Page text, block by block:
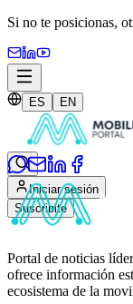
Si no te posicionas,
ES EN
Iniciar sesión
Suscribite
Portal de noticias
ofrece información
ecosistema de la